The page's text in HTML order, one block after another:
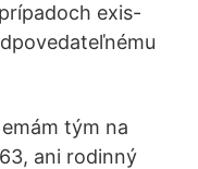
exis-
tým na
ani rodinný